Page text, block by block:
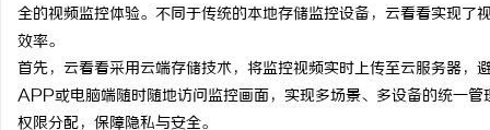
全的视频监控体验。不同于传统的本地存储监控设备，云看看实现
效率。
首先，云看看采用云端存储技术，将监控视频实时上传至云服务器
APP或电脑端随时随地访问监控画面，实现多场景、多设备的统一
权限分配，保障隐私与安全。